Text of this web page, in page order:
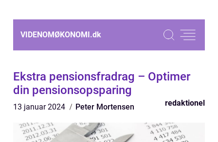
VIDENOMØKONOMI.dk
Ekstra pensionsfradrag – Optimer
din pensionsopsparing
13 januar 2024 Peter Mortensen redaktionel